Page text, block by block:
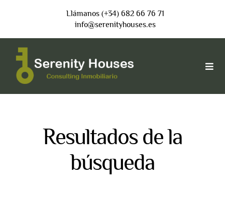
Llámanos (+34) 682 66 76 71
info@serenityhouses.es
Resultados de la
búsqueda